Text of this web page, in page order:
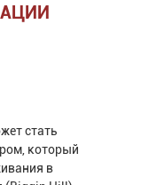
стать
который
в